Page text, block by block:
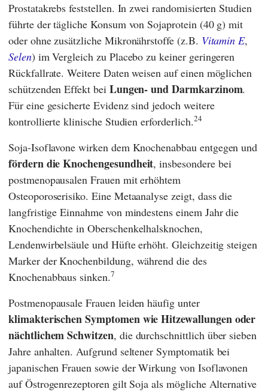
Prostatakrebs feststellen. In zwei randomisierten Studien
führte der tägliche Konsum von Sojaprotein (40 g) mit
oder ohne zusätzliche Mikronährstoffe (z.B. Vitamin E,
Selen) im Vergleich zu Placebo zu keiner geringeren
Rückfallrate. Weitere Daten weisen auf einen möglichen
schützenden Effekt bei Lungen- und Darmkarzinom.
Für eine gesicherte Evidenz sind jedoch weitere
kontrollierte klinische Studien erforderlich.24
Soja-Isoflavone wirken dem Knochenabbau entgegen und
fördern die Knochengesundheit, insbesondere bei
postmenopausalen Frauen mit erhöhtem
Osteoporoserisiko. Eine Metaanalyse zeigt, dass die
langfristige Einnahme von mindestens einem Jahr die
Knochendichte in Oberschenkelhalsknochen,
Lendenwirbelsäule und Hüfte erhöht. Gleichzeitig steigen
Marker der Knochenbildung, während die des
Knochenabbaus sinken.7
Postmenopausale Frauen leiden häufig unter
klimakterischen Symptomen wie Hitzewallungen oder
nächtlichem Schwitzen, die durchschnittlich über sieben
Jahre anhalten. Aufgrund seltener Symptomatik bei
japanischen Frauen sowie der Wirkung von Isoflavonen
auf Östrogenrezeptoren gilt Soja als mögliche Alternative